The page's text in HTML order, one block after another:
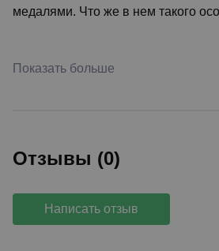
медалями. Что же в нем такого
Показать больше
Отзывы (0)
Написать отзыв